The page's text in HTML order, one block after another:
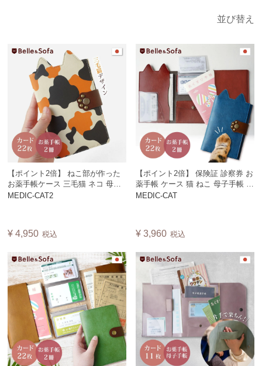
並び替え
【ポイント2倍】 ねこ部が作った
お薬手帳ケース 三毛猫 ネコ 母子
手帳 病院 通院 診察券 ケース 日本
MEDIC-CAT2
¥ 4,950 税込
【ポイント2倍】 保険証 診察券 お
薬手帳 ケース 猫 ねこ 母子手帳 健
康診断 定期健診 通院 ウォレット
MEDIC-CAT
MEDIC-CAT
¥ 3,960 税込